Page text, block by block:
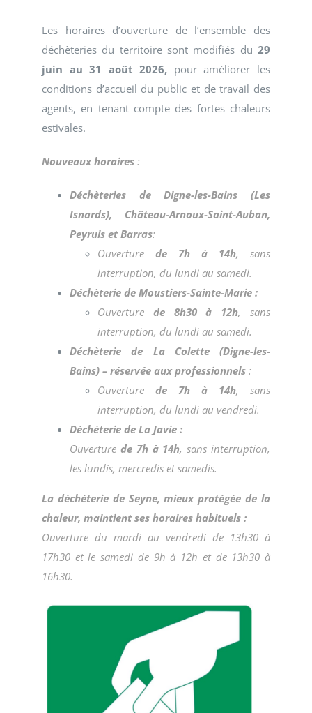
Les horaires d’ouverture de l’ensemble des
déchèteries du territoire sont modifiés du 29
juin au 31 août 2026, pour améliorer les
conditions d’accueil du public et de travail des
agents, en tenant compte des fortes chaleurs
estivales.
Nouveaux horaires :
Déchèteries de Digne-les-Bains (Les
Isnards), Château-Arnoux-Saint-Auban,
Peyruis et Barras:
Ouverture de 7h à 14h, sans
interruption, du lundi au samedi.
Déchèterie de Moustiers-Sainte-Marie :
Ouverture de 8h30 à 12h, sans
interruption, du lundi au samedi.
Déchèterie de La Colette (Digne-les-
Bains) – réservée aux professionnels :
Ouverture de 7h à 14h, sans
interruption, du lundi au vendredi.
Déchèterie de La Javie :
Ouverture de 7h à 14h, sans interruption,
les lundis, mercredis et samedis.
La déchèterie de Seyne, mieux protégée de la
chaleur, maintient ses horaires habituels :
Ouverture du mardi au vendredi de 13h30 à
17h30 et le samedi de 9h à 12h et de 13h30 à
16h30.